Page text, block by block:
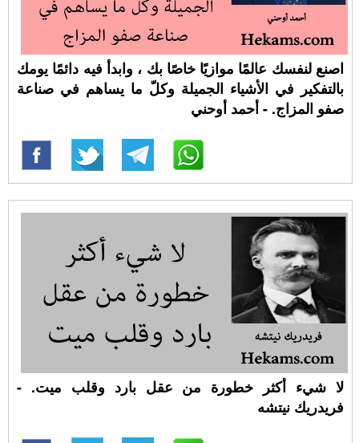
اصنع لنفسك عالمًا موازيًا خاصًا بك ، وابدأ فيه دائمًا يومك
بالتفكير في الأشياء الجميلة وكلّ ما يساهم في صناعة
صفو المزاج. - أحمد أوحني
لا شيء أكثر خطورة من عقل بارد وقلب ميت. -
فريدريك نيتشه